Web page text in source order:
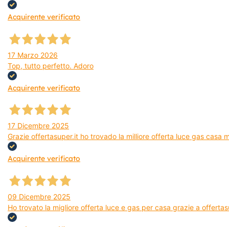
Acquirente verificato
17 Marzo 2026
Top, tutto perfetto. Adoro
Acquirente verificato
17 Dicembre 2025
Grazie offertasuper.it ho trovado la milliore offerta luce gas casa
Acquirente verificato
09 Dicembre 2025
Ho trovato la migliore offerta luce e gas per casa grazie a